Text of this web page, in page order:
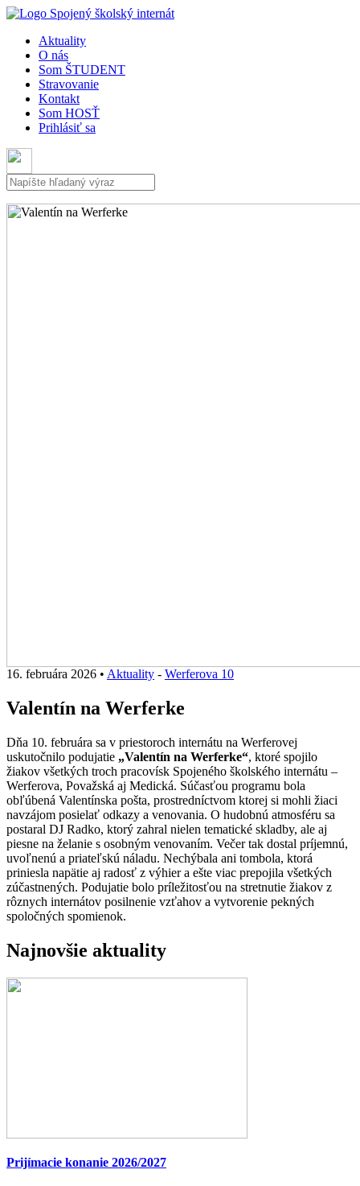
Aktuality
O nás
Som ŠTUDENT
Stravovanie
Kontakt
Som HOSŤ
Prihlásiť sa
16. februára 2026 • Aktuality - Werferova 10
Valentín na Werferke
Dňa 10. februára sa v priestoroch internátu na Werferovej
uskutočnilo podujatie „Valentín na Werferke“, ktoré spojilo
žiakov všetkých troch pracovísk Spojeného školského internátu –
Werferova, Považská aj Medická. Súčasťou programu bola
obľúbená Valentínska pošta, prostredníctvom ktorej si mohli žiaci
navzájom posielať odkazy a venovania. O hudobnú atmosféru sa
postaral DJ Radko, ktorý zahral nielen tematické skladby, ale aj
piesne na želanie s osobným venovaním. Večer tak dostal príjemnú,
uvoľnenú a priateľskú náladu. Nechýbala ani tombola, ktorá
priniesla napätie aj radosť z výhier a ešte viac prepojila všetkých
zúčastnených. Podujatie bolo príležitosťou na stretnutie žiakov z
rôznych internátov posilnenie vzťahov a vytvorenie pekných
spoločných spomienok.
Najnovšie aktuality
Prijímacie konanie 2026/2027